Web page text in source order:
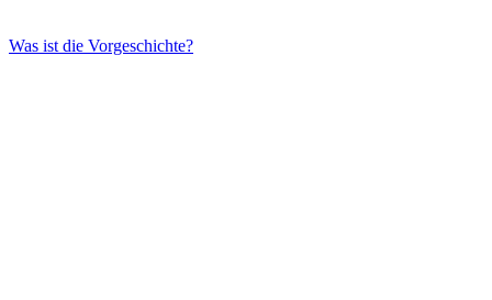
Was ist die Vorgeschichte?